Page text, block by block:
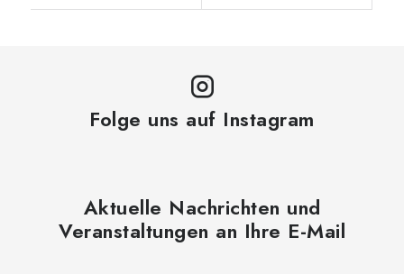
Folge uns auf Instagram
Aktuelle Nachrichten und
Veranstaltungen an Ihre E-Mail